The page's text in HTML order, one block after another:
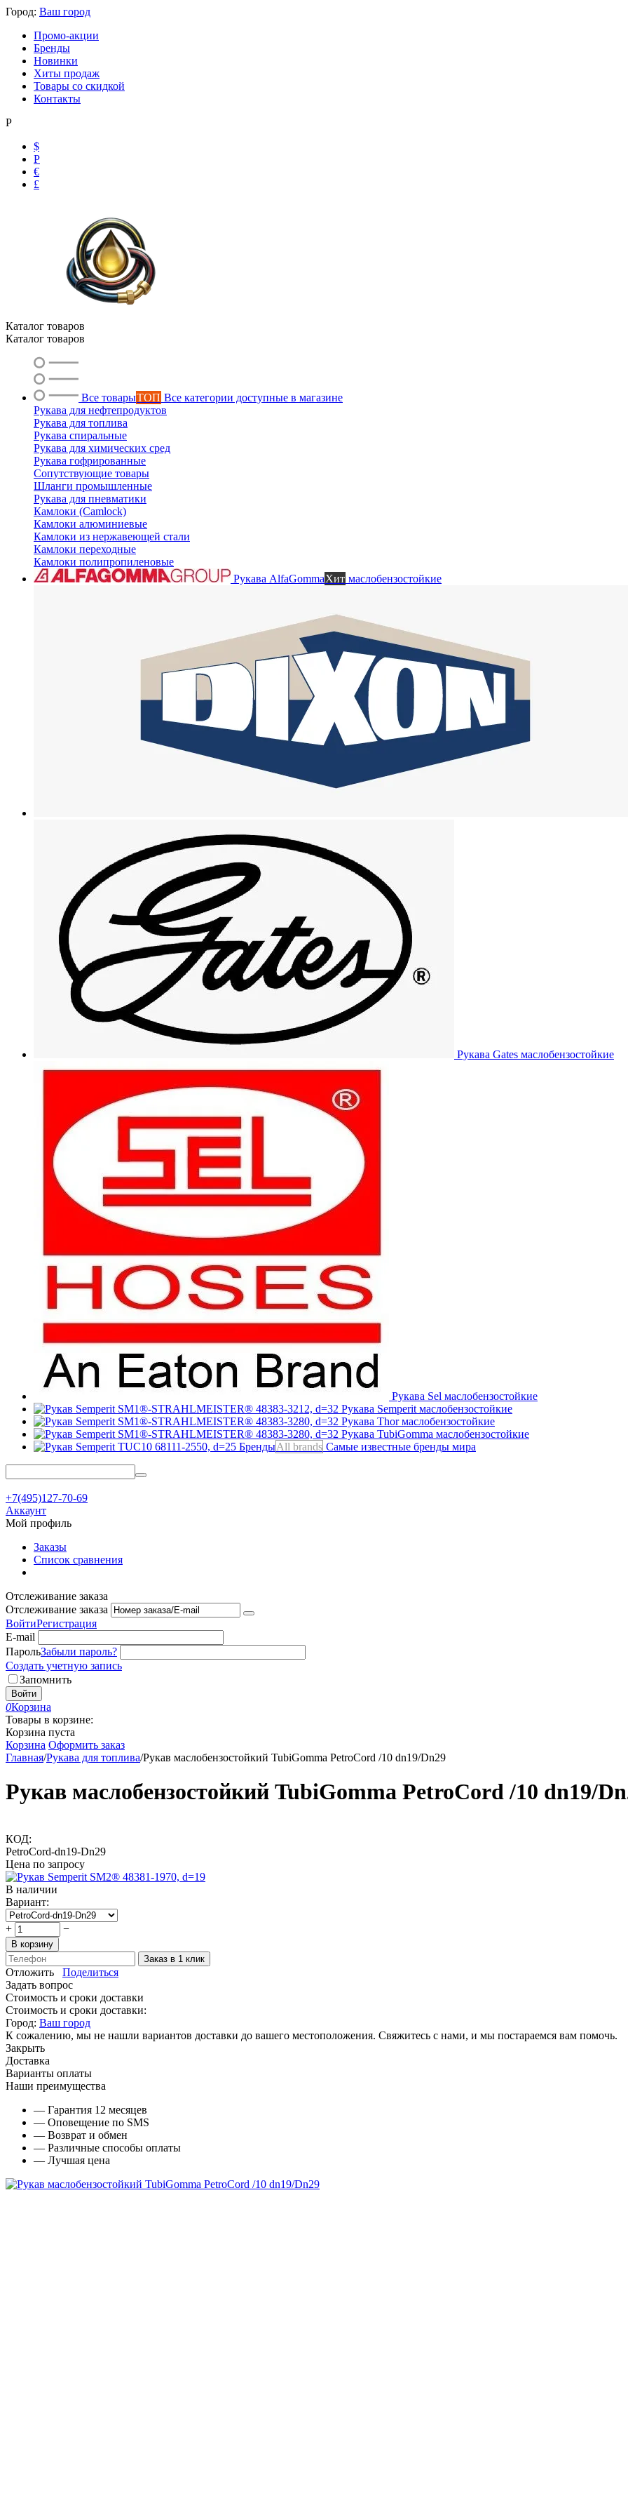
Город: Ваш город
Промо-акции
Бренды
Новинки
Хиты продаж
Товары со скидкой
Контакты
Р
$
Р
€
£
Каталог товаров
Каталог товаров
Все товарыТОП Все категории доступные в магазине
Рукава для нефтепродуктов
Рукава для топлива
Рукава спиральные
Рукава для химических сред
Рукава гофрированные
Сопутствующие товары
Шланги промышленные
Рукава для пневматики
Камлоки (Camlock)
Камлоки алюминиевые
Камлоки из нержавеющей стали
Камлоки переходные
Камлоки полипропиленовые
Рукава AlfaGommaХит маслобензостойкие
Рукава Gates маслобензостойкие
Рукава Sel маслобензостойкие
Рукава Semperit маслобензостойкие
Рукава Thorмаслобензостойкие
Рукава TubiGomma маслобензостойкие
БрендыAll brands Самые известные бренды мира
+7(495)127-70-69
Аккаунт
Мой профиль
Заказы
Список сравнения
Отслеживание заказа
Отслеживание заказа
ВойтиРегистрация
E-mail
ПарольЗабыли пароль?
Создать учетную запись
Запомнить
Войти
0Корзина
Товары в корзине:
Корзина пуста
Корзина Оформить заказ
Главная/Рукава для топлива/Рукав маслобензостойкий TubiGomma PetroCord /10 dn19/Dn29
Рукав маслобензостойкий TubiGomma PetroCord /10 dn19/
КОД:
PetroCord-dn19-Dn29
Цена по запросу
В наличии
Вариант:
+ −
В корзину
Заказ в 1 клик
Отложить
Поделиться
Задать вопрос
Стоимость и сроки доставки
Стоимость и сроки доставки:
Город: Ваш город
К сожалению, мы не нашли вариантов доставки до вашего местоположения. Свяжитесь с нами, и мы постараемся вам помочь.
Закрыть
Доставка
Варианты оплаты
Наши преимущества
— Гарантия 12 месяцев
— Оповещение по SMS
— Возврат и обмен
— Различные способы оплаты
— Лучшая цена